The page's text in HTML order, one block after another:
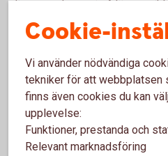
din egen ekonomi på längre sikt.
Få stöd i frågor
och pension
Cookie-
Vi använder nödvändiga
tekniker för att webbplatsen
finns även cookies du kan
upplevelse:
Funktioner, prestanda och
Relevant marknadsföring